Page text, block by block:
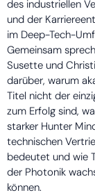
des industriellen
und der
im Deep-Tech-
Gemeinsam
Susette und
darüber, warum
Titel nicht der
zum Erfolg sind,
starker Hunter
technischen
bedeutet und wie
der Photonik
können.